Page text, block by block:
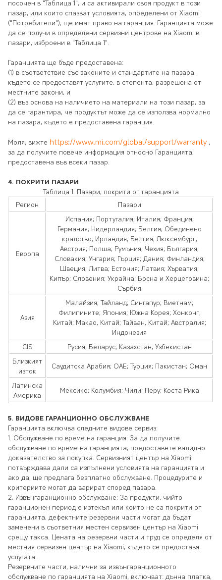
посочен в "Таблица 1", и са активирали своя продукт в този
пазар, или които спазват условията, определени от Xiaomi
("Потребители"), ще имат право на гаранция. Гаранцията може
да се получи в определени сервизни центрове на Xiaomi в
пазари, изброени в "Таблица 1".
Гаранцията ще бъде предоставена:
(1) в съответствие със законите и стандартите на пазара,
където се предоставят услугите, в степента, разрешена от
местните закони, и
(2) въз основа на наличието на материали на този пазар, за
да се гарантира, че продуктът може да се използва нормално
на пазара, където е предоставена гаранция.
Моля, вижте https://www.mi.com/global/support/warranty,
за да получите повече информация относно Гаранцията,
предоставена във всеки пазар.
4. ПОКРИТИ ПАЗАРИ
Таблица 1. Пазари, покрити от гаранцията
Регион
Пазари
Европа
Испания; Португалия; Италия; Франция;
Германия; Нидерландия; Белгия; Обединено
кралство; Ирландия; Белгия; Люксембург;
Австрия; Полша; Румъния; Чехия; България;
Словакия; Унгария; Гърция; Дания; Финландия;
Швеция; Литва; Естония; Латвия; Хърватия;
Кипър; Словения; Украйна; Босна и Херцеговина;
Сърбия
Азия
Малайзия; Тайланд; Сингапур; Виетнам;
Филипините; Япония; Южна Корея; Хонконг,
Китай; Макао, Китай; Тайван, Китай; Австралия;
Индонезия
CIS
Русия; Беларус; Казахстан; Узбекистан
Близкият
изток
Саудитска Арабия; ОАЕ; Турция; Пакистан; Оман
Латинска
Америка
Мексико; Колумбия; Чили; Перу; Коста Рика
5. ВИДОВЕ ГАРАНЦИОННО ОБСЛУЖВАНЕ
Гаранцията включва следните видове сервиз:
1. Обслужване по време на гаранция: За да получите
обслужване по време на гаранцията, предоставете валидно
доказателство за покупка. Сервизният център на Xiaomi
потвърждава дали са изпълнени условията на гаранцията и
ако да, ще предлага безплатно обслужване. Процедурите и
критериите могат да варират според пазара.
2. Извънгаранционно обслужване: За продукти, чийто
гаранционен период е изтекъл или които не са покрити от
гаранцията, дефектните резервни части могат да бъдат
заменени в съответния местен сервизен център на Xiaomi
срещу такса. Цената на резервни части и труд се определя от
местния сервизен център на Xiaomi, където се предоставя
услугата.
Резервните части, налични за извънгаранционното
обслужване по гаранцията на Xiaomi, включват: дънна платка,